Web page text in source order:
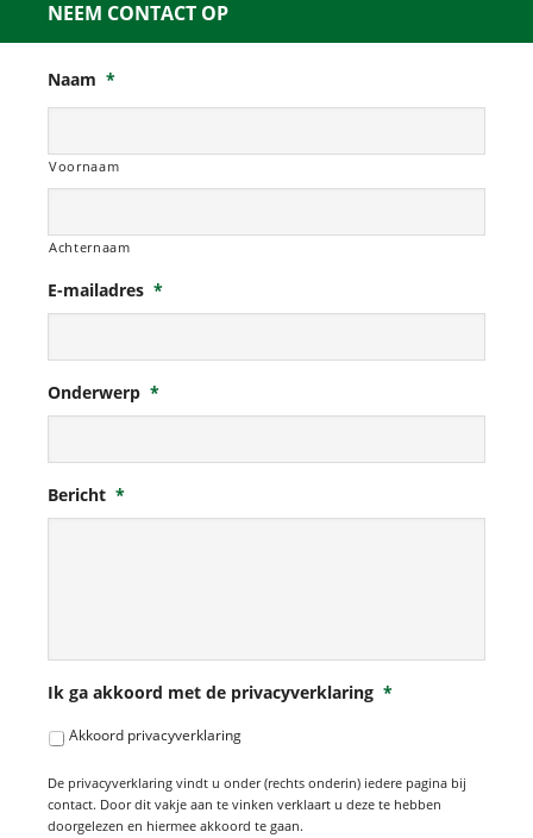
NEEM CONTACT OP
Naam *
Voornaam
Achternaam
E-mailadres *
Onderwerp *
Bericht *
Ik ga akkoord met de privacyverklaring *
Akkoord privacyverklaring
De privacyverklaring vindt u onder (rechts onderin) iedere pagina bij
contact. Door dit vakje aan te vinken verklaart u deze te hebben
doorgelezen en hiermee akkoord te gaan.